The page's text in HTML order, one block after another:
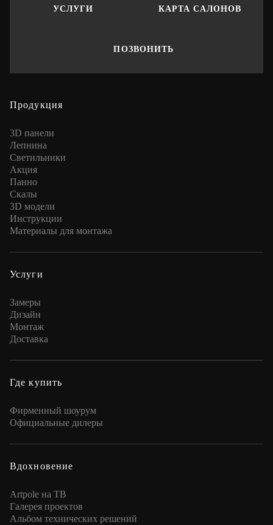
УСЛУГИ КАРТА САЛОНОВ
ПОЗВОНИТЬ
Продукция
3D панели
Лепнина
Cветильники
Акция
Панно
Скалы
3D модели
Инструкции
Материалы для монтажа
Услуги
Замеры
Дизайн
Монтаж
Доставка
Где купить
Фирменный шоурум
Официальные дилеры
Вдохновение
Artpole на ТВ
Галерея проектов
Альбом технических решений